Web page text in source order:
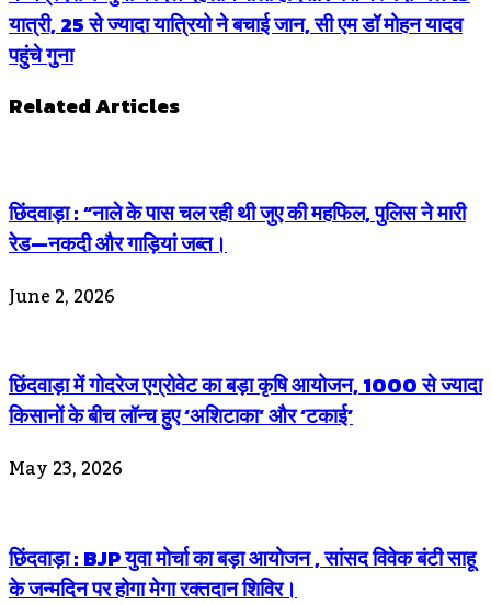
यात्री, 25 से ज्यादा यात्रियो ने बचाई जान, सी एम डॉ मोहन यादव
पहुंचे गुना
Related Articles
छिंदवाड़ा : “नाले के पास चल रही थी जुए की महफिल, पुलिस ने मारी
रेड—नकदी और गाड़ियां जब्त।
June 2, 2026
छिंदवाड़ा में गोदरेज एग्रोवेट का बड़ा कृषि आयोजन, 1000 से ज्यादा
किसानों के बीच लॉन्च हुए ‘अशिटाका’ और ‘टकाई’
May 23, 2026
छिंदवाड़ा : BJP युवा मोर्चा का बड़ा आयोजन , सांसद विवेक बंटी साहू
के जन्मदिन पर होगा मेगा रक्तदान शिविर।